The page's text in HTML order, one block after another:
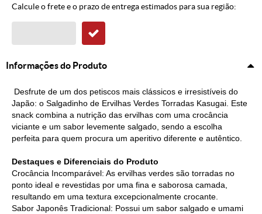
Calcule o frete e o prazo de entrega estimados para sua região:
Informações do Produto
Desfrute de um dos petiscos mais clássicos e irresistíveis do
Japão: o Salgadinho de Ervilhas Verdes Torradas Kasugai. Este
snack combina a nutrição das ervilhas com uma crocância
viciante e um sabor levemente salgado, sendo a escolha
perfeita para quem procura um aperitivo diferente e autêntico.
Destaques e Diferenciais do Produto
Crocância Incomparável: As ervilhas verdes são torradas no
ponto ideal e revestidas por uma fina e saborosa camada,
resultando em uma textura excepcionalmente crocante.
Sabor Japonês Tradicional: Possui um sabor salgado e umami